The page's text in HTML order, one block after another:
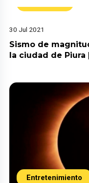
30 Jul 2021
Sismo de
la ciudad de Piura
Entretenimiento